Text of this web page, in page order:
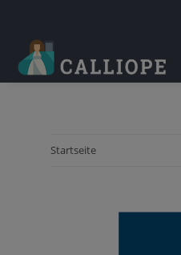
Startseite